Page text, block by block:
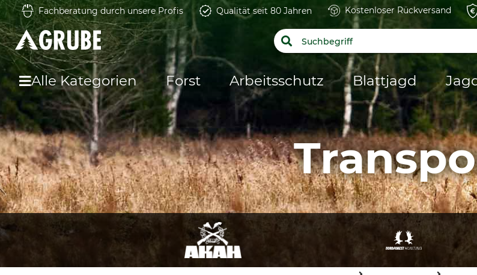
Fachberatung durch unsere Profis Qualität seit 80 Jahren Kostenloser Rückversand
Alle Kategorien Forst Arbeitsschutz Blattjagd